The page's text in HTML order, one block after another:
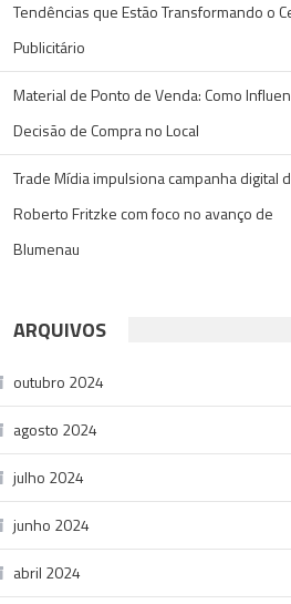
Tendências que Estão Transformando o
Publicitário
Material de Ponto de Venda: Como
Decisão de Compra no Local
Trade Mídia impulsiona campanha digital
Roberto Fritzke com foco no avanço de
Blumenau
ARQUIVOS
outubro 2024
agosto 2024
julho 2024
junho 2024
abril 2024